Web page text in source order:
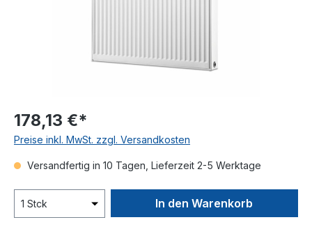
178,13 €*
Preise inkl. MwSt. zzgl. Versandkosten
Versandfertig in 10 Tagen, Lieferzeit 2-5 Werktage
In den Warenkorb